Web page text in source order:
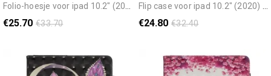
folio-hoesje voor ipad 10.2" (2020) (2019) / air 10.5" / pro 10.5" lichtvlek wolf
€25.70 €33.70
flip case voor ipad 10.2" (2020) (2019) / air 10.5" / pro 10.5" poeh
€24.80 €32.40